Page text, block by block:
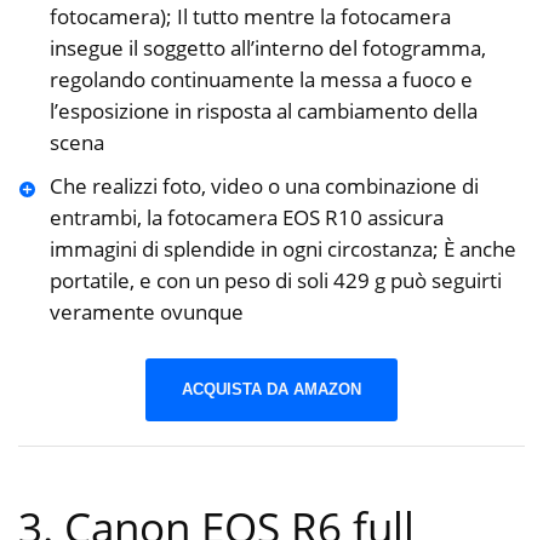
fotocamera); Il tutto mentre la fotocamera
insegue il soggetto all’interno del fotogramma,
regolando continuamente la messa a fuoco e
l’esposizione in risposta al cambiamento della
scena
Che realizzi foto, video o una combinazione di
entrambi, la fotocamera EOS R10 assicura
immagini di splendide in ogni circostanza; È anche
portatile, e con un peso di soli 429 g può seguirti
veramente ovunque
ACQUISTA DA AMAZON
3. Canon EOS R6 full